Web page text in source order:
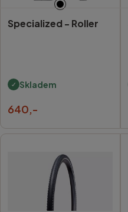
Specialized - Roller
Skladem
640,-